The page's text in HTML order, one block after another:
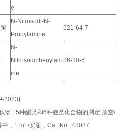
e
N-Nitrosodi-N-
Propylamine
621-64-7
N-
Nitrosodiphenylam
ine
86-30-6
2023)
15种酮类和6种醚类化合物的测定 顶空/
中，1 mL/安瓿，Cat. No.: 48037